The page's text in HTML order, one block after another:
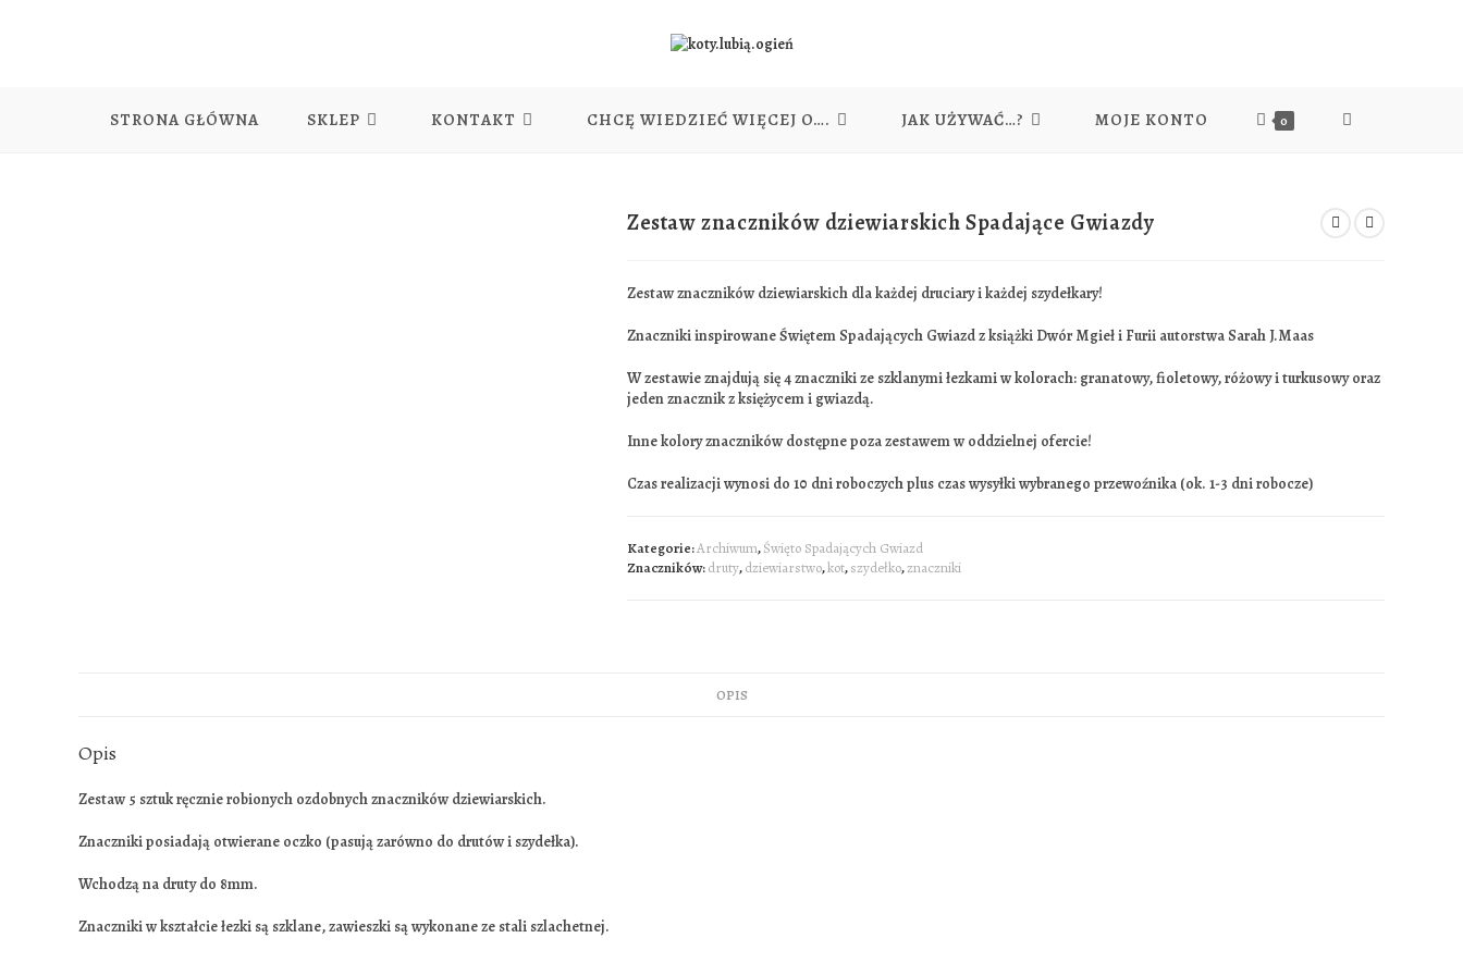
STRONA GŁÓWNA SKLEP KONTAKT CHCĘ WIEDZIEĆ WIĘCEJ O…. JAK UŻYWAĆ…? MOJE KONTO 0 TOGGLE
Zestaw znaczników dziewiarskich Spadające Gwiazdy
Zestaw znaczników dziewiarskich dla każdej druciary i każdej szydełkary!
Znaczniki inspirowane Świętem Spadających Gwiazd z książki Dwór Mgieł i Furii autorstwa Sarah J.Maas
W zestawie znajdują się 4 znaczniki ze szklanymi łezkami w kolorach: granatowy, fioletowy, różowy i turkusowy oraz
jeden znacznik z księżycem i gwiazdą.
Inne kolory znaczników dostępne poza zestawem w oddzielnej ofercie!
Czas realizacji wynosi do 10 dni roboczych plus czas wysyłki wybranego przewoźnika (ok. 1-3 dni robocze)
Kategorie:Archiwum,Święto Spadających Gwiazd
Znaczników:druty,dziewiarstwo,kot,szydełko,znaczniki
OPIS
Opis
Zestaw 5 sztuk ręcznie robionych ozdobnych znaczników dziewiarskich.
Znaczniki posiadają otwierane oczko (pasują zarówno do drutów i szydełka).
Wchodzą na druty do 8mm.
Znaczniki w kształcie łezki są szklane, zawieszki są wykonane ze stali szlachetnej.